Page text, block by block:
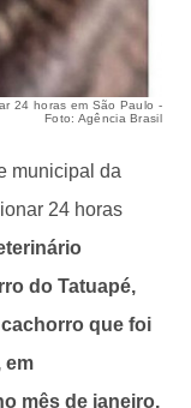
24 horas em São Paulo -
Foto: Agência Brasil
municipal da
24 horas
do Tatuapé,
que foi
em
mês de janeiro.